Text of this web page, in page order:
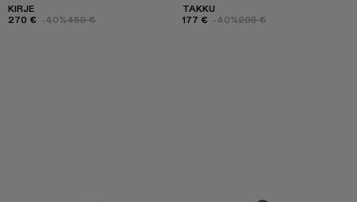
KIRJE
270 € -40%450 €
TAKKU
177 € -40%295 €